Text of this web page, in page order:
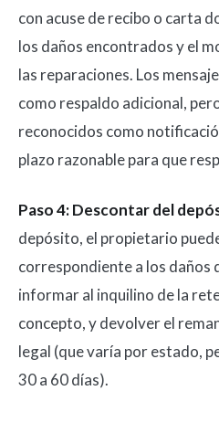
con acuse de recibo o carta
los daños encontrados y el
las reparaciones. Los
como respaldo adicional,
reconocidos como
plazo razonable para que
Paso 4: Descontar del
depósito, el propietario
correspondiente a los daños
informar al inquilino de la
concepto, y devolver el
legal (que varía por estado,
30 a 60 días).